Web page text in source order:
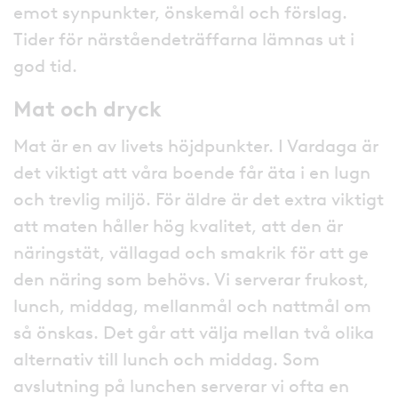
emot synpunkter, önskemål och förslag.
Tider för närståendeträffarna lämnas ut i
god tid.
Mat och dryck
Mat är en av livets höjdpunkter. I Vardaga är
det viktigt att våra boende får äta i en lugn
och trevlig miljö. För äldre är det extra viktigt
att maten håller hög kvalitet, att den är
näringstät, vällagad och smakrik för att ge
den näring som behövs. Vi serverar frukost,
lunch, middag, mellanmål och nattmål om
så önskas. Det går att välja mellan två olika
alternativ till lunch och middag. Som
avslutning på lunchen serverar vi ofta en